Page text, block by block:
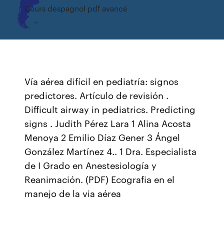
Cours despagnol pdf avancé
Vía aérea difícil en pediatría: signos
predictores. Artículo de revisión .
Difficult airway in pediatrics. Predicting
signs . Judith Pérez Lara 1 Alina Acosta
Menoya 2 Emilio Díaz Gener 3 Ángel
González Martínez 4.. 1 Dra. Especialista
de I Grado en Anestesiología y
Reanimación. (PDF) Ecografia en el
manejo de la via aérea